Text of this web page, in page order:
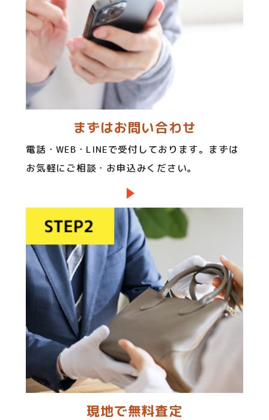
まずはお問い合わせ
電話・WEB・LINEで受付しております。まずは
お気軽にご相談・お申込みください。
現地で無料査定